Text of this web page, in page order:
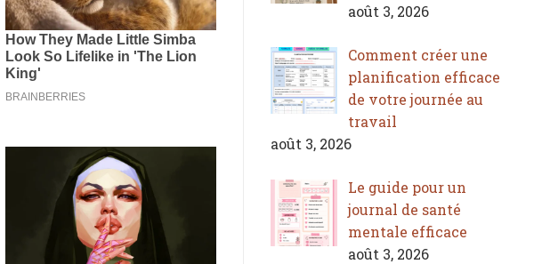
août 3, 2026
Comment créer une
planification efficace
de votre journée au
travail
août 3, 2026
Le guide pour un
journal de santé
mentale efficace
août 3, 2026